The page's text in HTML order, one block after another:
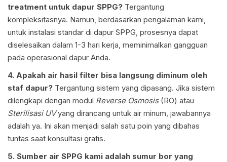
treatment untuk dapur SPPG? Tergantung
kompleksitasnya. Namun, berdasarkan pengalaman kami,
untuk instalasi standar di dapur SPPG, prosesnya dapat
diselesaikan dalam 1-3 hari kerja, meminimalkan gangguan
pada operasional dapur Anda.
4. Apakah air hasil filter bisa langsung diminum oleh
staf dapur? Tergantung sistem yang dipasang. Jika sistem
dilengkapi dengan modul Reverse Osmosis(RO) atau
Sterilisasi UVyang dirancang untuk air minum, jawabannya
adalah ya. Ini akan menjadi salah satu poin yang dibahas
tuntas saat konsultasi gratis.
5. Sumber air SPPG kami adalah sumur bor yang